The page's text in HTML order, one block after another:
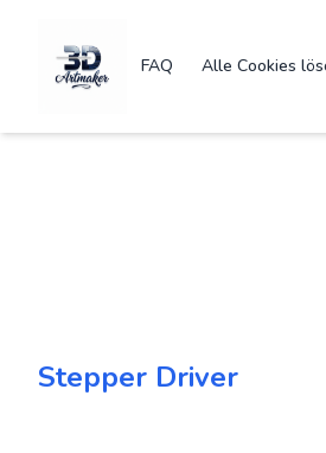
FAQ Alle Cookies
Stepper Driver